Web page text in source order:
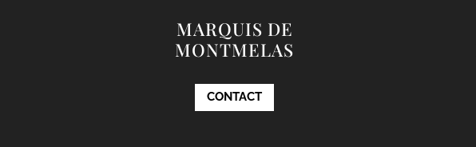
MARQUIS DE
MONTMELAS
CONTACT